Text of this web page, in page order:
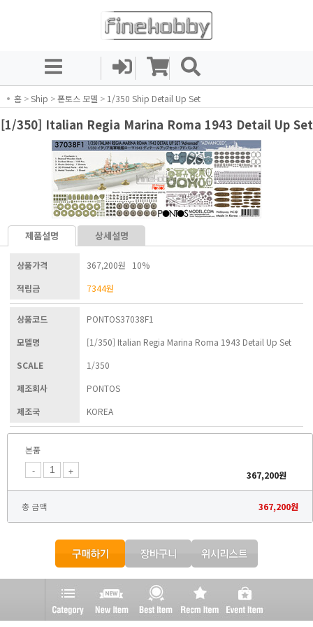
홈 >Ship >폰토스 모델 > 1/350 Ship Detail Up Set
[1/350] Italian Regia Marina Roma 1943 Detail Up Set
제품설명 상세설명
상품가격
367,200원 10%
적립금
7344원
상품코드
PONTOS37038F1
모델명
[1/350] Italian Regia Marina Roma 1943 Detail Up Set
SCALE
1/350
제조회사
PONTOS
제조국
KOREA
본품
-
+ 367,200원
총 금액 367,200원